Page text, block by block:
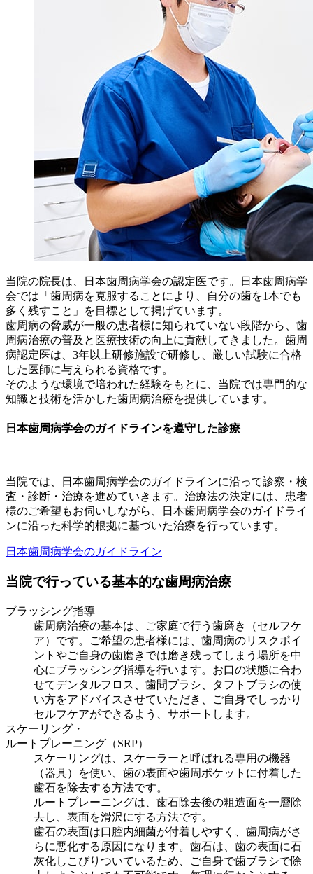
当院の院長は、日本歯周病学会の認定医です。日本歯周病学
会では「歯周病を克服することにより、自分の歯を1本でも
多く残すこと」を目標として掲げています。
歯周病の脅威が一般の患者様に知られていない段階から、歯
周病治療の普及と医療技術の向上に貢献してきました。歯周
病認定医は、3年以上研修施設で研修し、厳しい試験に合格
した医師に与えられる資格です。
そのような環境で培われた経験をもとに、当院では専門的な
知識と技術を活かした歯周病治療を提供しています。
日本歯周病学会のガイドラインを遵守した診療
当院では、⽇本⻭周病学会のガイドラインに沿って診察・検
査・診断・治療を進めていきます。治療法の決定には、患者
様のご希望もお伺いしながら、日本歯周病学会のガイドライ
ンに沿った科学的根拠に基づいた治療を行っています。
日本歯周病学会のガイドライン
当院で行っている基本的な歯周病治療
ブラッシング指導
歯周病治療の基本は、ご家庭で行う歯磨き（セルフケ
ア）です。ご希望の患者様には、歯周病のリスクポイ
ントやご自身の歯磨きでは磨き残ってしまう場所を中
心にブラッシング指導を行います。お口の状態に合わ
せてデンタルフロス、歯間ブラシ、タフトブラシの使
い方をアドバイスさせていただき、ご自身でしっかり
セルフケアができるよう、サポートします。
スケーリング・
ルートプレーニング（SRP）
スケーリングは、スケーラーと呼ばれる専用の機器
（器具）を使い、歯の表面や歯周ポケットに付着した
歯石を除去する方法です。
ルートプレーニングは、歯石除去後の粗造面を一層除
去し、表面を滑沢にする方法です。
歯石の表面は口腔内細菌が付着しやすく、歯周病がさ
らに悪化する原因になります。歯石は、歯の表面に石
灰化しこびりついているため、ご自身で歯ブラシで除